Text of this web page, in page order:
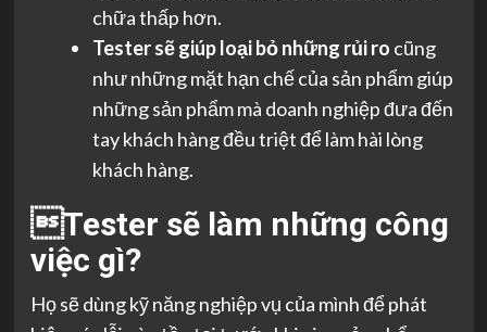
chữa thấp hơn.
Tester sẽ giúp loại bỏ những rủi ro cũng
như những mặt hạn chế của sản phẩm giúp
những sản phẩm mà doanh nghiệp đưa đến
tay khách hàng đều triệt để làm hài lòng
khách hàng.
Tester sẽ làm những công
việc gì?
Họ sẽ dùng kỹ năng nghiệp vụ của mình để phát